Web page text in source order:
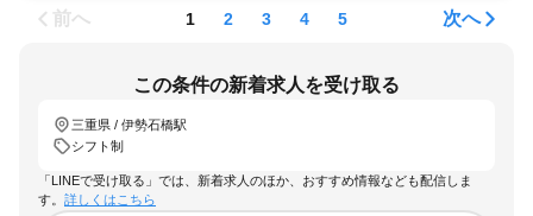
前へ 1 2 3 4 5 次へ
この条件の新着求人を受け取る
三重県 / 伊勢石橋駅
シフト制
「LINEで受け取る」では、新着求人のほか、おすすめ情報なども配信しま
す。 詳しくはこちら